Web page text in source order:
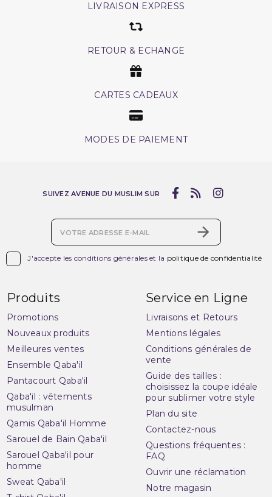
LIVRAISON EXPRESS
RETOUR & ECHANGE
CARTES CADEAUX
MODES DE PAIEMENT
J'accepte les conditions générales et la politique de confidentialité
SUIVEZ AVENUE DU MUSLIM SUR
Produits
Promotions
Nouveaux produits
Meilleures ventes
Ensemble Qaba'il
Pantacourt Qaba'il
Qaba'il : vêtements
musulman
Qamis Qaba'il Homme
Sarouel de Bain Qaba'il
Sarouel Qaba'il pour
homme
Sweat Qaba'il
Service en Ligne
Livraisons et Retours
Mentions légales
Conditions générales de
vente
Guide des tailles :
choisissez la coupe idéale
pour sublimer votre style
Plan du site
Contactez-nous
Questions fréquentes :
FAQ
Ouvrir une réclamation
Notre magasin